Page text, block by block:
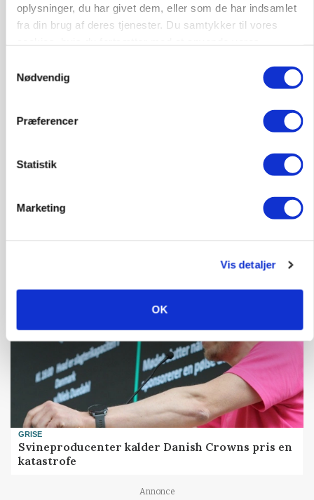
oplysninger, du har givet dem, eller som de har indsamlet
fra din brug af deres tjenester. Du samtykker til vores
Nødvendig
Præferencer
Statistik
Marketing
Vis detaljer
OK
På døgnvagt i høsten
Annonce
GRISE
Svineproducenter kalder Danish Crowns pris en
katastrofe
Annonce